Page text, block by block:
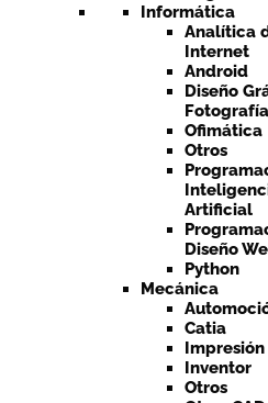
Informática
Analítica
Internet
Android
Diseño
Fotografía
Ofimática
Otros
Artificial
Diseño
Python
Mecánica
Catia
Impresión
Inventor
Otros